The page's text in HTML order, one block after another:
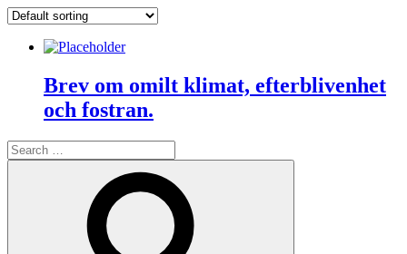
Brev om omilt klimat, efterblivenhet
och fostran.
Search
for: